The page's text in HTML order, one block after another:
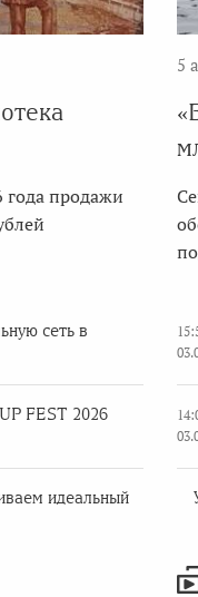
года продажи
5
сеть в
FEST 2026
идеальный